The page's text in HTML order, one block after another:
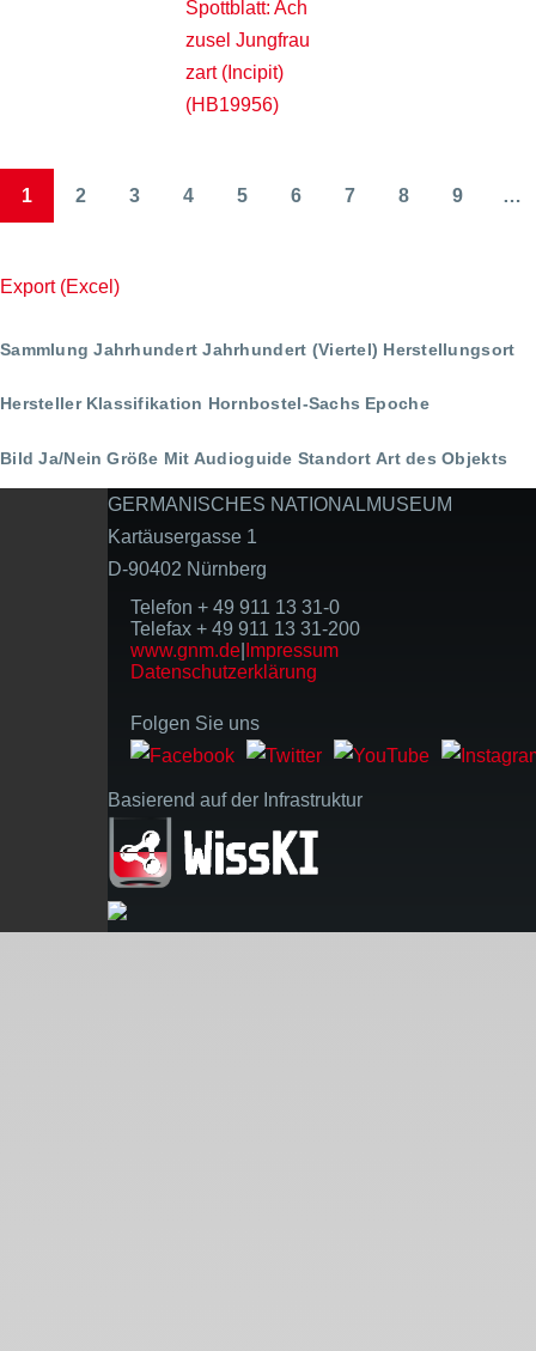
Spottblatt: Ach
zusel Jungfrau
zart (Incipit)
(HB19956)
Seitennummerierung
1 2 3 4 5 6 7 8 9 …
Export (Excel)
Sammlung Jahrhundert Jahrhundert (Viertel) Herstellungsort
Hersteller Klassifikation Hornbostel-Sachs Epoche
Bild Ja/Nein Größe Mit Audioguide Standort Art des Objekts
GERMANISCHES NATIONALMUSEUM
Kartäusergasse 1
D-90402 Nürnberg
Telefon + 49 911 13 31-0
Telefax + 49 911 13 31-200
www.gnm.de Impressum
Datenschutzerklärung
Folgen Sie uns
Basierend auf der Infrastruktur